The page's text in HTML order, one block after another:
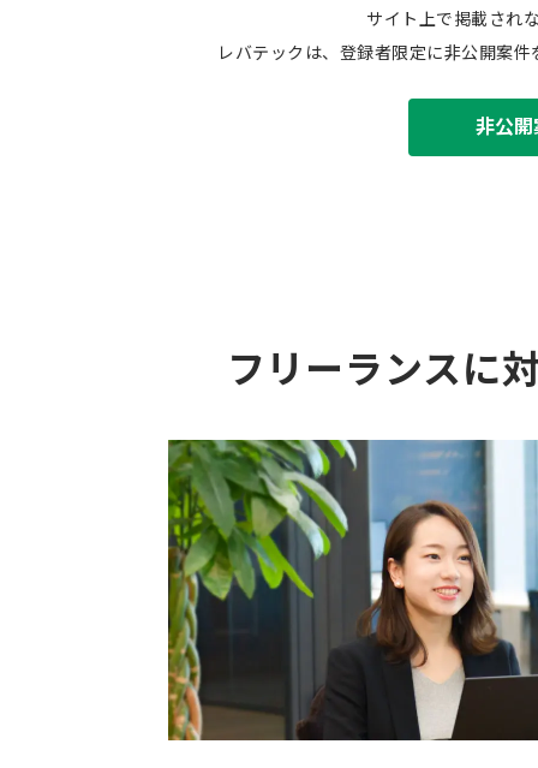
サイト上で掲載され
レバテックは、登録者限定に非公開案
非公
フリーランスに